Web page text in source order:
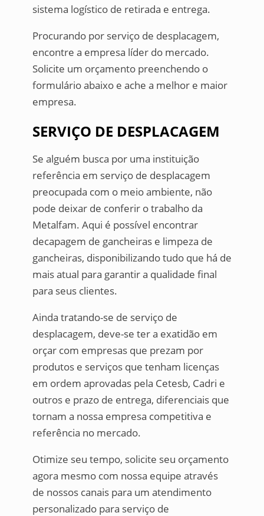
sistema logístico de retirada e entrega.
Procurando por serviço de desplacagem,
encontre a empresa líder do mercado.
Solicite um orçamento preenchendo o
formulário abaixo e ache a melhor e maior
empresa.
SERVIÇO DE DESPLACAGEM
Se alguém busca por uma instituição
referência em serviço de desplacagem
preocupada com o meio ambiente, não
pode deixar de conferir o trabalho da
Metalfam. Aqui é possível encontrar
decapagem de gancheiras e limpeza de
gancheiras, disponibilizando tudo que há de
mais atual para garantir a qualidade final
para seus clientes.
Ainda tratando-se de serviço de
desplacagem, deve-se ter a exatidão em
orçar com empresas que prezam por
produtos e serviços que tenham licenças
em ordem aprovadas pela Cetesb, Cadri e
outros e prazo de entrega, diferenciais que
tornam a nossa empresa competitiva e
referência no mercado.
Otimize seu tempo, solicite seu orçamento
agora mesmo com nossa equipe através
de nossos canais para um atendimento
personalizado para serviço de